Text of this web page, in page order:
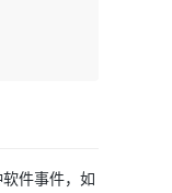
件事件，如